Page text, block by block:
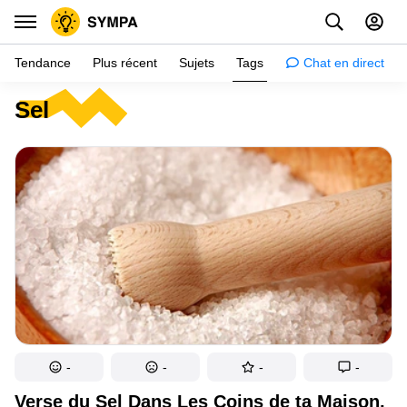
Sel
Verse du Sel Dans Les Coins de ta Maison,
- - - -
Tendance Plus récent Sujets Tags Chat en direct
Inspiration
Psychologie
Conseils
Filles
Couple
Histoires
Éducation